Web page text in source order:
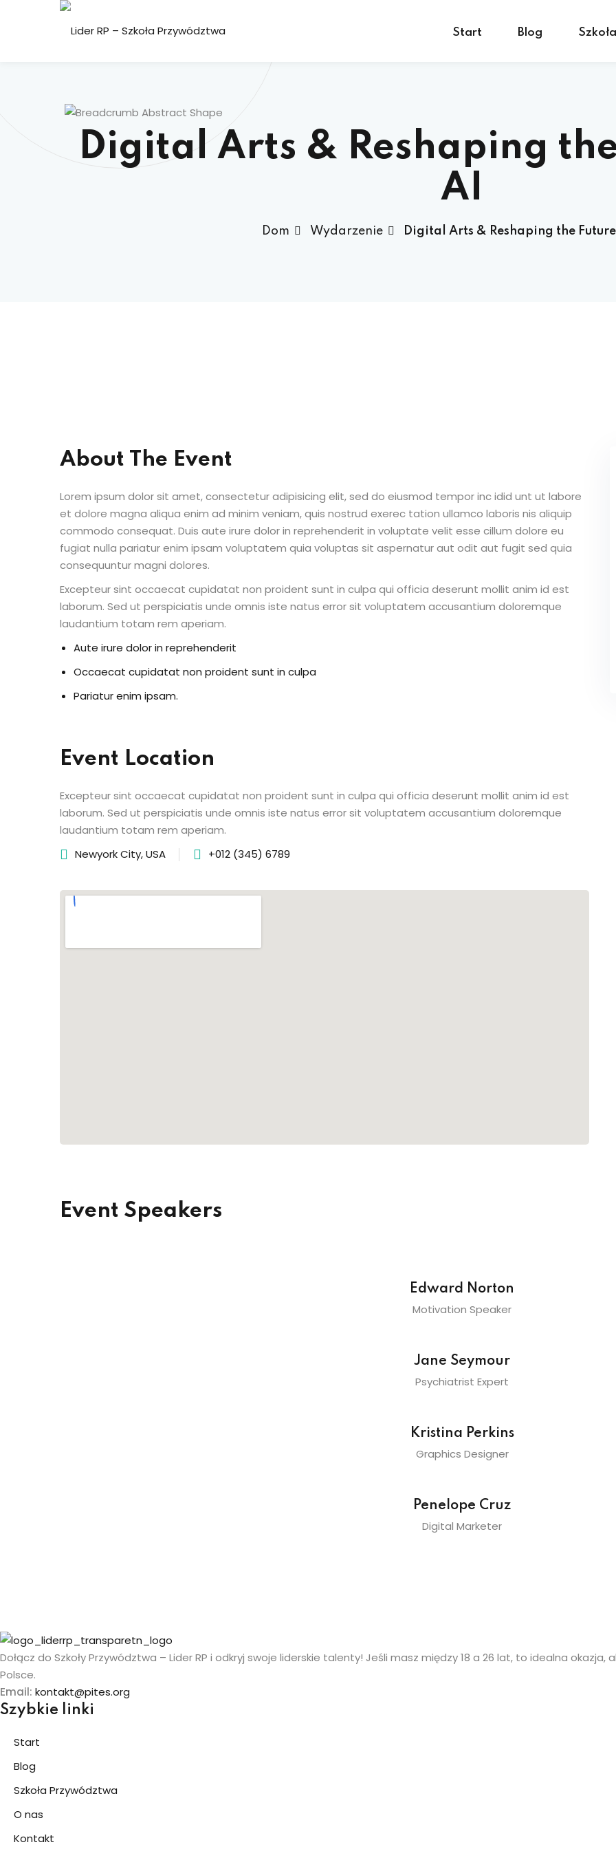
Start Blog
Digital Arts & Reshaping
AI
Dom Wydarzenie Digital Arts & Reshaping the
About The Event
Lorem ipsum dolor sit amet, consectetur adipisicing elit, sed do eiusmod tempor inc idid unt ut labore
et dolore magna aliqua enim ad minim veniam, quis nostrud exerec tation ullamco laboris nis aliquip
commodo consequat. Duis aute irure dolor in reprehenderit in voluptate velit esse cillum dolore eu
fugiat nulla pariatur enim ipsam voluptatem quia voluptas sit aspernatur aut odit aut fugit sed quia
consequuntur magni dolores.
Excepteur sint occaecat cupidatat non proident sunt in culpa qui officia deserunt mollit anim id est
laborum. Sed ut perspiciatis unde omnis iste natus error sit voluptatem accusantium doloremque
laudantium totam rem aperiam.
Aute irure dolor in reprehenderit
Occaecat cupidatat non proident sunt in culpa
Pariatur enim ipsam.
Event Location
Excepteur sint occaecat cupidatat non proident sunt in culpa qui officia deserunt mollit anim id est
laborum. Sed ut perspiciatis unde omnis iste natus error sit voluptatem accusantium doloremque
laudantium totam rem aperiam.
Newyork City, USA
+012 (345) 6789
Event Speakers
Edward Norton
Motivation Speaker
Jane Seymour
Psychiatrist Expert
Kristina Perkins
Graphics Designer
Penelope Cruz
Digital Marketer
Dołącz do Szkoły Przywództwa – Lider RP i odkryj swoje liderskie talenty! Jeśli masz między 18 a 26 lat, to idealna
Polsce.
Email: kontakt@pites.org
Szybkie linki
Start
Blog
Szkoła Przywództwa
O nas
Kontakt